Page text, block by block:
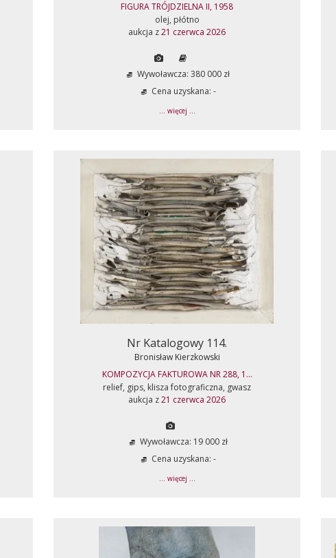
FIGURA TRÓJDZIELNA II, 1958
olej, płótno
aukcja z21 czerwca 2026
Wywoławcza: 380 000 zł
Cena uzyskana: -
... więcej ...
Nr Katalogowy 114.
Bronisław Kierzkowski
KOMPOZYCJA FAKTUROWA NR 288, 1...
relief, gips, klisza fotograficzna, gwasz
aukcja z21 czerwca 2026
Wywoławcza: 19 000 zł
Cena uzyskana: -
... więcej ...